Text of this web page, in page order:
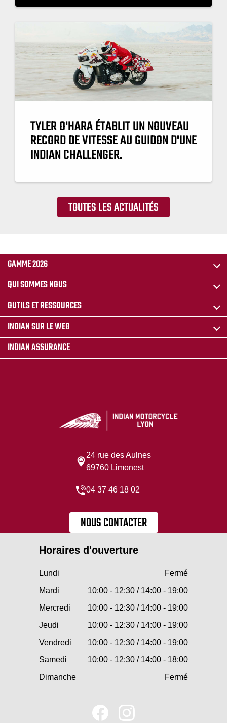
TYLER O'HARA ÉTABLIT UN NOUVEAU
RECORD DE VITESSE AU GUIDON D'UNE
INDIAN CHALLENGER.
TOUTES LES ACTUALITÉS
GAMME 2026
QUI SOMMES NOUS
OUTILS ET RESSOURCES
INDIAN SUR LE WEB
INDIAN ASSURANCE
24 rue des Aulnes
69760 Limonest
04 37 46 18 02
NOUS CONTACTER
Horaires d'ouverture
Lundi
Fermé
Mardi
10:00 - 12:30 / 14:00 - 19:00
Mercredi
10:00 - 12:30 / 14:00 - 19:00
Jeudi
10:00 - 12:30 / 14:00 - 19:00
Vendredi
10:00 - 12:30 / 14:00 - 19:00
Samedi
10:00 - 12:30 / 14:00 - 18:00
Dimanche
Fermé